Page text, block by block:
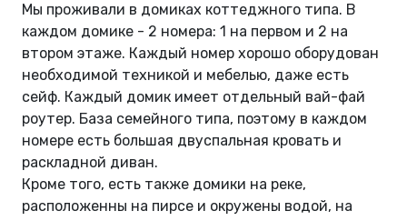
Мы проживали в домиках коттеджного типа. В
каждом домике - 2 номера: 1 на первом и 2 на
втором этаже. Каждый номер хорошо оборудован
необходимой техникой и мебелью, даже есть
сейф. Каждый домик имеет отдельный вай-фай
роутер. База семейного типа, поэтому в каждом
номере есть большая двуспальная кровать и
раскладной диван.
Кроме того, есть также домики на реке,
расположенны на пирсе и окружены водой, на